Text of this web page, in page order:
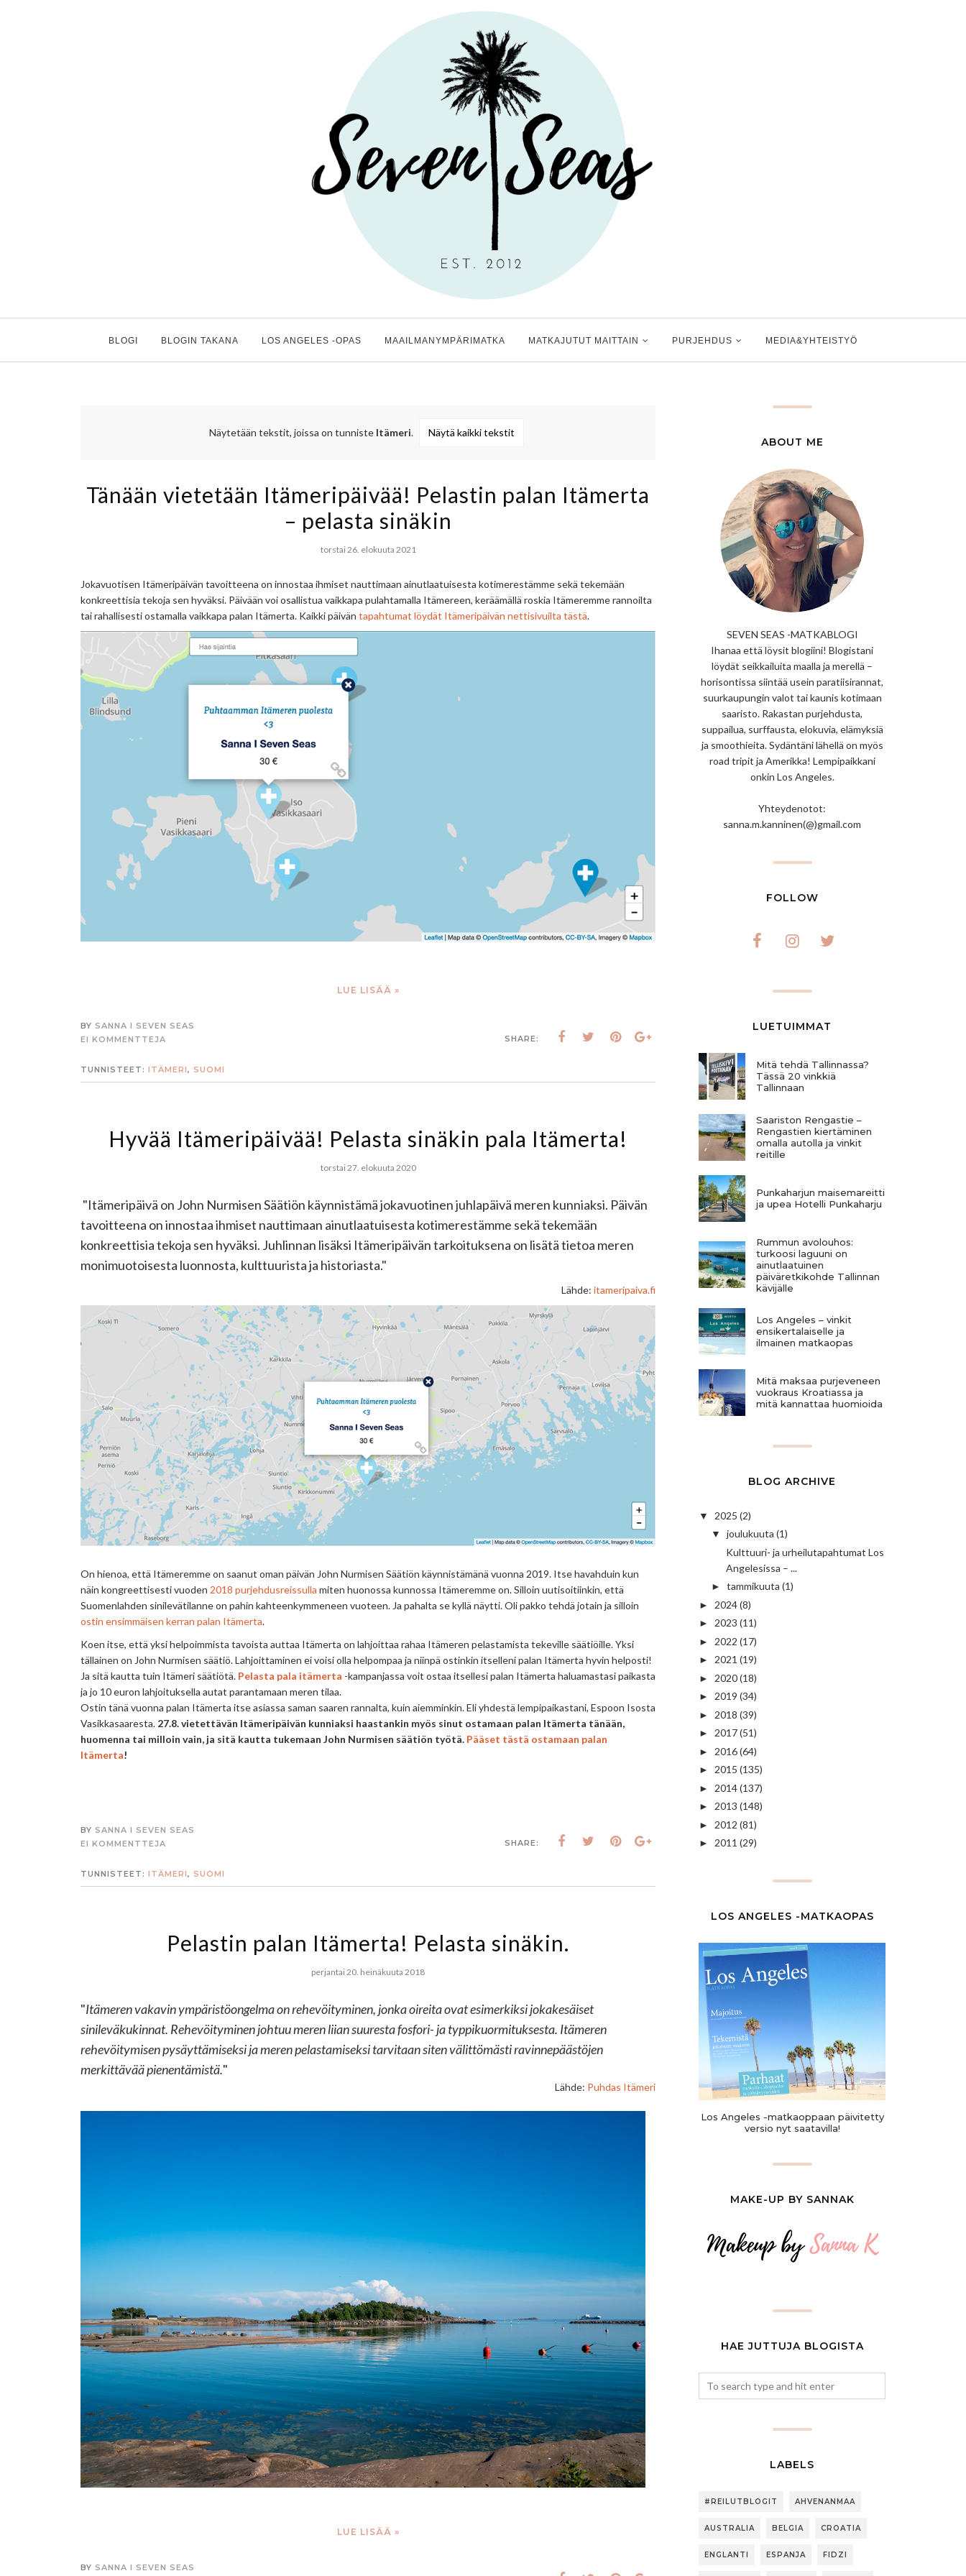
BLOGI BLOGIN TAKANA LOS ANGELES -OPAS MAAILMANYMPÄRIMATKA MATKAJUTUT MAITTAIN PURJEHDUS MEDIA&YHTEISTYÖ
Näytetään tekstit, joissa on tunniste Itämeri. Näytä kaikki tekstit
Tänään vietetään Itämeripäivää! Pelastin palan Itämerta
– pelasta sinäkin
torstai 26. elokuuta 2021
Jokavuotisen Itämeripäivän tavoitteena on innostaa ihmiset nauttimaan ainutlaatuisesta kotimerestämme sekä tekemään
konkreettisia tekoja sen hyväksi. Päivään voi osallistua vaikkapa pulahtamalla Itämereen, keräämällä roskia Itämeremme rannoilta
tai rahallisesti ostamalla vaikkapa palan Itämerta. Kaikki päivän tapahtumat löydät Itämeripäivän nettisivuilta tästä.
LUE LISÄÄ »
BY SANNA I SEVEN SEAS
EI KOMMENTTEJA
SHARE:
TUNNISTEET: ITÄMERI, SUOMI
Hyvää Itämeripäivää! Pelasta sinäkin pala Itämerta!
torstai 27. elokuuta 2020
"Itämeripäivä on John Nurmisen Säätiön käynnistämä jokavuotinen juhlapäivä meren kunniaksi. Päivän
tavoitteena on innostaa ihmiset nauttimaan ainutlaatuisesta kotimerestämme sekä tekemään
konkreettisia tekoja sen hyväksi. Juhlinnan lisäksi Itämeripäivän tarkoituksena on lisätä tietoa meren
monimuotoisesta luonnosta, kulttuurista ja historiasta."
Lähde: itameripaiva.fi
On hienoa, että Itämeremme on saanut oman päivän John Nurmisen Säätiön käynnistämänä vuonna 2019. Itse havahduin kun
näin kongreettisesti vuoden 2018 purjehdusreissulla miten huonossa kunnossa Itämeremme on. Silloin uutisoitiinkin, että
Suomenlahden sinilevätilanne on pahin kahteenkymmeneen vuoteen. Ja pahalta se kyllä näytti. Oli pakko tehdä jotain ja silloin
ostin ensimmäisen kerran palan Itämerta.
Koen itse, että yksi helpoimmista tavoista auttaa Itämerta on lahjoittaa rahaa Itämeren pelastamista tekeville säätiöille. Yksi
tällainen on John Nurmisen säätiö. Lahjoittaminen ei voisi olla helpompaa ja niinpä ostinkin itselleni palan Itämerta hyvin helposti!
Ja sitä kautta tuin Itämeri säätiötä. Pelasta pala itämerta -kampanjassa voit ostaa itsellesi palan Itämerta haluamastasi paikasta
ja jo 10 euron lahjoituksella autat parantamaan meren tilaa.
Ostin tänä vuonna palan Itämerta itse asiassa saman saaren rannalta, kuin aiemminkin. Eli yhdestä lempipaikastani, Espoon Isosta
Vasikkasaaresta. 27.8. vietettävän Itämeripäivän kunniaksi haastankin myös sinut ostamaan palan Itämerta tänään,
huomenna tai milloin vain, ja sitä kautta tukemaan John Nurmisen säätiön työtä. Pääset tästä ostamaan palan
Itämerta!
BY SANNA I SEVEN SEAS
EI KOMMENTTEJA
SHARE:
TUNNISTEET: ITÄMERI, SUOMI
Pelastin palan Itämerta! Pelasta sinäkin.
perjantai 20. heinäkuuta 2018
"Itämeren vakavin ympäristöongelma on rehevöityminen, jonka oireita ovat esimerkiksi jokakesäiset
sinileväkukinnat. Rehevöityminen johtuu meren liian suuresta fosfori- ja typpikuormituksesta. Itämeren
rehevöitymisen pysäyttämiseksi ja meren pelastamiseksi tarvitaan siten välittömästi ravinnepäästöjen
merkittävää pienentämistä."
Lähde: Puhdas Itämeri
LUE LISÄÄ »
BY SANNA I SEVEN SEAS
ABOUT ME
SEVEN SEAS -MATKABLOGI
Ihanaa että löysit blogiini! Blogistani
löydät seikkailuita maalla ja merellä –
horisontissa siintää usein paratiisirannat,
suurkaupungin valot tai kaunis kotimaan
saaristo. Rakastan purjehdusta,
suppailua, surffausta, elokuvia, elämyksiä
ja smoothieita. Sydäntäni lähellä on myös
road tripit ja Amerikka! Lempipaikkani
onkin Los Angeles.
Yhteydenotot:
sanna.m.kanninen(@)gmail.com
FOLLOW
LUETUIMMAT
Mitä tehdä Tallinnassa?
Tässä 20 vinkkiä
Tallinnaan
Saariston Rengastie –
Rengastien kiertäminen
omalla autolla ja vinkit
reitille
Punkaharjun maisemareitti
ja upea Hotelli Punkaharju
Rummun avolouhos:
turkoosi laguuni on
ainutlaatuinen
päiväretkikohde Tallinnan
kävijälle
Los Angeles – vinkit
ensikertalaiselle ja
ilmainen matkaopas
Mitä maksaa purjeveneen
vuokraus Kroatiassa ja
mitä kannattaa huomioida
BLOG ARCHIVE
▼ 2025 (2)
▼ joulukuuta (1)
Kulttuuri- ja urheilutapahtumat Los
Angelesissa – ...
► tammikuuta (1)
► 2024(8)
► 2023 (11)
► 2022 (17)
► 2021 (19)
► 2020(18)
► 2019 (34)
► 2018 (39)
► 2017(51)
► 2016(64)
► 2015 (135)
► 2014(137)
► 2013 (148)
► 2012 (81)
► 2011 (29)
LOS ANGELES -MATKAOPAS
Los Angeles -matkaoppaan päivitetty
versio nyt saatavilla!
MAKE-UP BY SANNAK
HAE JUTTUJA BLOGISTA
LABELS
#REILUTBLOGIT AHVENANMAA
AUSTRALIA BELGIA CROATIA
ENGLANTI ESPANJA FIDZI